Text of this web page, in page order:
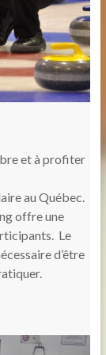
et à profiter
au Québec.
offre une
Le
d’être